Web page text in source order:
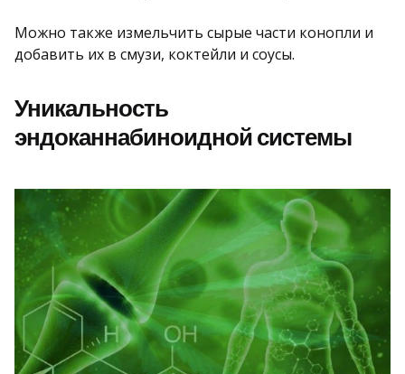
Можно также измельчить сырые части конопли и
добавить их в смузи, коктейли и соусы.
Уникальность
эндоканнабиноидной системы